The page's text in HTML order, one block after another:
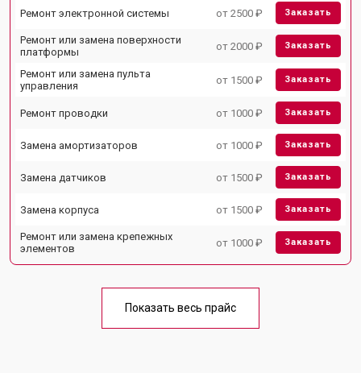
Ремонт электронной системы от 2500 ₽ Заказать
Ремонт или замена поверхности
платформы
от 2000 ₽ Заказать
Ремонт или замена пульта
управления
от 1500 ₽ Заказать
Ремонт проводки от 1000 ₽ Заказать
Замена амортизаторов от 1000 ₽ Заказать
Замена датчиков от 1500 ₽ Заказать
Замена корпуса от 1500 ₽ Заказать
Ремонт или замена крепежных
элементов
от 1000 ₽ Заказать
Показать весь прайс